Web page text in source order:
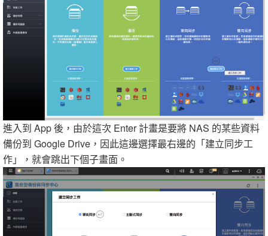
進入到 App 後，由於這次 Enter 計畫是要將 NAS 的某些資料
備份到 Google Drive，因此這邊選擇最右邊的「建立同步工
作」，就會跳出下個子畫面。